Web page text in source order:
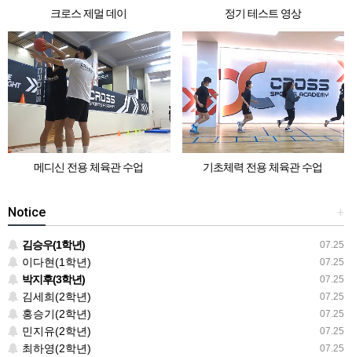
크로스 제멀 데이 정기 테스트 영상
메디신 전용 체육관 수업 기초체력 전용 체육관 수업
+
Notice
07.25
김승우(1학년)
07.25
이다현(1학년)
07.25
박지후(3학년)
07.25
김세희(2학년)
07.25
홍승기(2학년)
07.25
민지유(2학년)
07.25
최하영(2학년)